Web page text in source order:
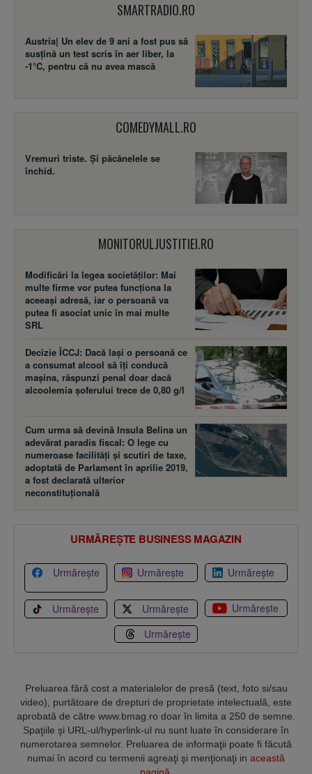
SMARTRADIO.RO
Austria| Un elev de 9 ani a fost pus să
susţină un test scris în aer liber, la
-1°C, pentru că nu avea mască
COMEDYMALL.RO
Vremuri triste. Şi păcănelele se
închid.
MONITORULJUSTITIEI.RO
Modificări la legea societăţilor: Mai
multe firme vor putea funcţiona la
aceeaşi adresă, iar o persoană va
putea fi asociat unic în mai multe
SRL
Decizie ÎCCJ: Dacă laşi o persoană ce
a consumat alcool să îţi conducă
maşina, răspunzi penal doar dacă
alcoolemia şoferului trece de 0,80 g/l
Cum urma să devină Insula Belina un
adevărat paradis fiscal: O lege cu
numeroase facilităţi şi scutiri de taxe,
adoptată de Parlament în aprilie 2019,
a fost declarată ulterior
neconstituţională
URMĂREȘTE BUSINESS MAGAZIN
Urmărește Urmărește Urmărește
Urmărește Urmărește
Urmărește
Urmărește
Preluarea fără cost a materialelor de presă (text, foto si/sau
video), purtătoare de drepturi de proprietate intelectuală, este
aprobată de către www.bmag.ro doar în limita a 250 de semne.
Spaţiile şi URL-ul/hyperlink-ul nu sunt luate în considerare în
numerotarea semnelor. Preluarea de informaţii poate fi făcută
numai în acord cu termenii agreaţi şi menţionaţi in această